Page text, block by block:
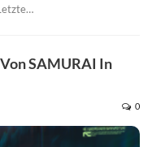
SAMURAI In
0